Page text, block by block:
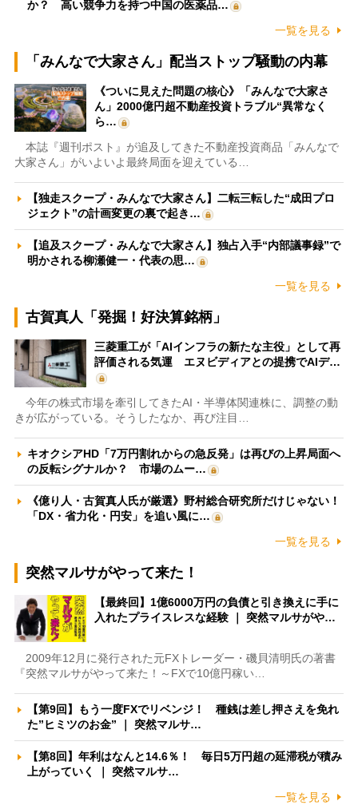
か？ 高い競争力を持つ中国の医薬品…
一覧を見る
「みんなで大家さん」配当ストップ騒動の内幕
《ついに見えた問題の核心》「みんなで大家さ
ん」2000億円超不動産投資トラブル“異常なく
ら…
本誌『週刊ポスト』が追及してきた不動産投資商品「みんなで
大家さん」がいよいよ最終局面を迎えている…
【独走スクープ・みんなで大家さん】二転三転した“成田プロ
ジェクト”の計画変更の裏で起き…
【追及スクープ・みんなで大家さん】独占入手“内部議事録”で
明かされる柳瀬健一・代表の思…
一覧を見る
古賀真人「発掘！好決算銘柄」
三菱重工が「AIインフラの新たな主役」として再
評価される気運 エヌビディアとの提携でAIデ…
今年の株式市場を牽引してきたAI・半導体関連株に、調整の動
きが広がっている。そうしたなか、再び注目…
キオクシアHD「7万円割れからの急反発」は再びの上昇局面へ
の反転シグナルか？ 市場のムー…
《億り人・古賀真人氏が厳選》野村総合研究所だけじゃない！
「DX・省力化・円安」を追い風に…
一覧を見る
突然マルサがやって来た！
【最終回】1億6000万円の負債と引き換えに手に
入れたプライスレスな経験 ｜ 突然マルサがや…
2009年12月に発行された元FXトレーダー・磯貝清明氏の著書
『突然マルサがやって来た！～FXで10億円稼い…
【第9回】もう一度FXでリベンジ！ 種銭は差し押さえを免れ
た”ヒミツのお金” ｜ 突然マルサ…
【第8回】年利はなんと14.6％！ 毎日5万円超の延滞税が積み
上がっていく ｜ 突然マルサ…
一覧を見る